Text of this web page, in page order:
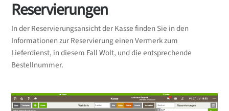
Reservierungen
In der Reservierungsansicht der Kasse finden Sie in den
Informationen zur Reservierung einen Vermerk zum
Lieferdienst, in diesem Fall Wolt, und die entsprechende
Bestellnummer.